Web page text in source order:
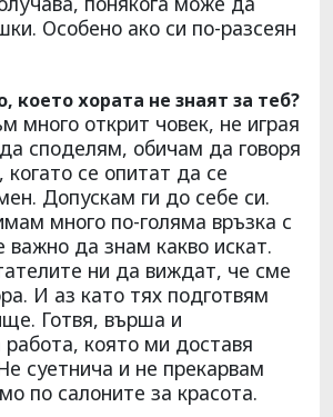
Особено ако си по-разсеян
което хората не знаят за теб?
много открит човек, не играя
споделям, обичам да говоря
когато се опитат да се
Допускам ги до себе си.
много по-голяма връзка с
важно да знам какво искат.
ни да виждат, че сме
И аз като тях подготвям
Готвя, върша и
която ми доставя
суетнича и не прекарвам
по салоните за красота.